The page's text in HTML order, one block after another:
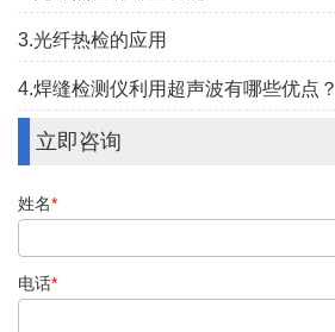
3.光纤热检的应用
4.焊缝检测仪利用超声波有哪些优点？
立即咨询
姓名*
电话*